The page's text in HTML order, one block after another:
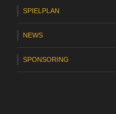
z
e
t
:
SPIELPLAN
NEWS
SPONSORING